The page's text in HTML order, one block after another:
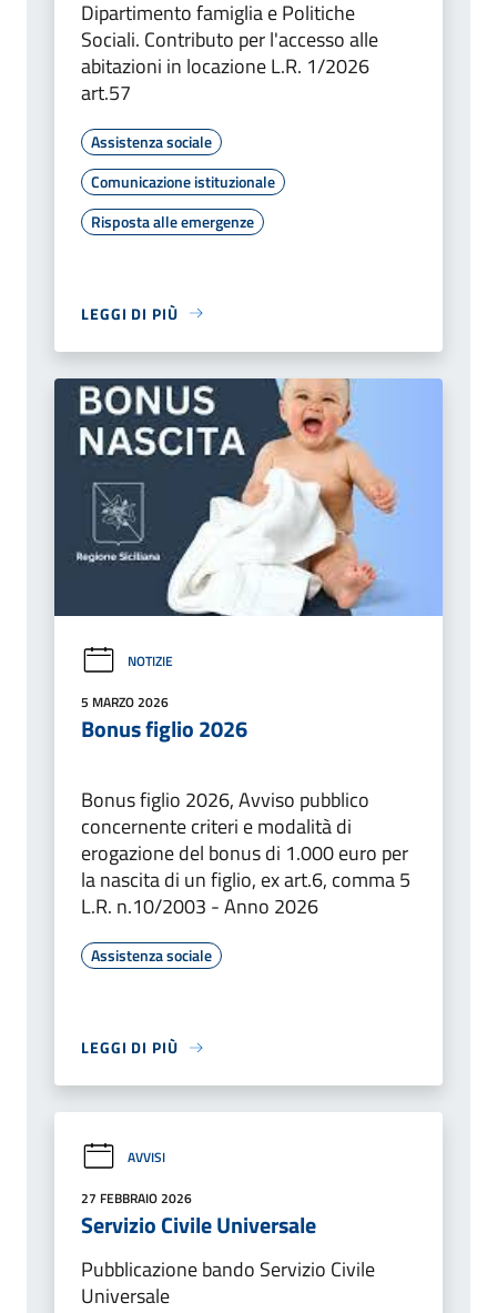
Dipartimento famiglia e Politiche
Sociali. Contributo per l'accesso alle
abitazioni in locazione L.R. 1/2026
art.57
Assistenza sociale
Comunicazione istituzionale
Risposta alle emergenze
LEGGI DI PIÙ
NOTIZIE
5 MARZO 2026
Bonus figlio 2026
Bonus figlio 2026, Avviso pubblico
concernente criteri e modalità di
erogazione del bonus di 1.000 euro per
la nascita di un figlio, ex art.6, comma 5
L.R. n.10/2003 - Anno 2026
Assistenza sociale
LEGGI DI PIÙ
AVVISI
27 FEBBRAIO 2026
Servizio Civile Universale
Pubblicazione bando Servizio Civile
Universale